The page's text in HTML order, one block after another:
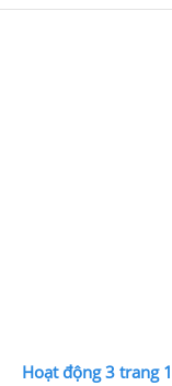
Hoạt động 3 trang